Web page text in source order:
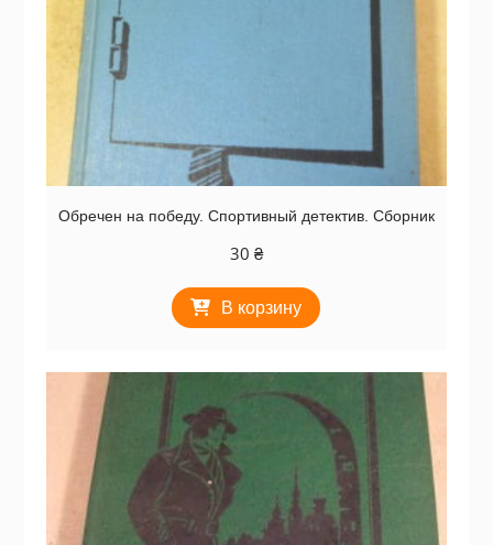
Обречен на победу. Спортивный детектив. Сборник
30 ₴
В корзину